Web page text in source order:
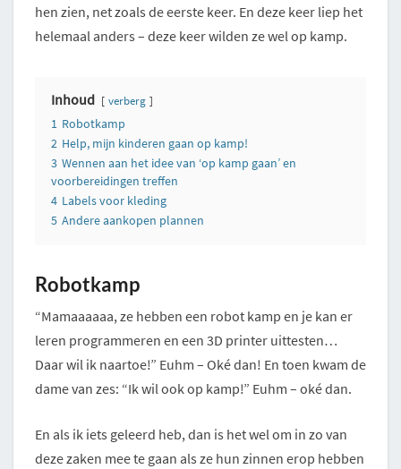
hen zien, net zoals de eerste keer. En deze keer liep het
helemaal anders – deze keer wilden ze wel op kamp.
Inhoud verberg
1 Robotkamp
2 Help, mijn kinderen gaan op kamp!
3 Wennen aan het idee van ‘op kamp gaan’ en
voorbereidingen treffen
4 Labels voor kleding
5 Andere aankopen plannen
Robotkamp
“Mamaaaaaa, ze hebben een robot kamp en je kan er
leren programmeren en een 3D printer uittesten…
Daar wil ik naartoe!” Euhm – Oké dan! En toen kwam de
dame van zes: “Ik wil ook op kamp!” Euhm – oké dan.
En als ik iets geleerd heb, dan is het wel om in zo van
deze zaken mee te gaan als ze hun zinnen erop hebben